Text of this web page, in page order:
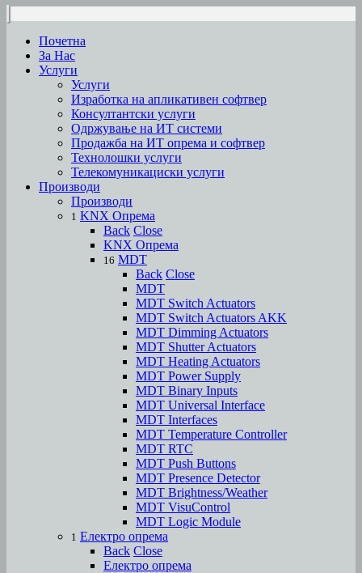
Почетна
За Нас
Услуги
Услуги
Изработка на апликативен софтвер
Консултантски услуги
Одржување на ИТ системи
Продажба на ИТ опрема и софтвер
Технолошки услуги
Телекомуникациски услуги
Производи
Производи
1 KNX Опрема
Back Close
KNX Опрема
16 MDT
Back Close
MDT
MDT Switch Actuators
MDT Switch Actuators AKK
MDT Dimming Actuators
MDT Shutter Actuators
MDT Heating Actuators
MDT Power Supply
MDT Binary Inputs
MDT Universal Interface
MDT Interfaces
MDT Temperature Controller
MDT RTC
MDT Push Buttons
MDT Presence Detector
MDT Brightness/Weather
MDT VisuControl
MDT Logic Module
1 Електро опрема
Back Close
Електро опрема